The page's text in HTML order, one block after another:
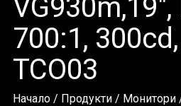
VG930m,19",
700:1,
TCO03
Начало/ Продукти/ Монитори